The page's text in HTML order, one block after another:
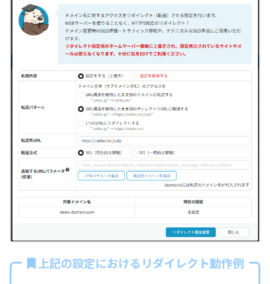
上記の設定におけるリダイレクト動作例